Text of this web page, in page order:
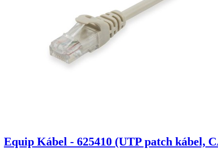
Equip Kábel - 625410 (UTP patch kábel,